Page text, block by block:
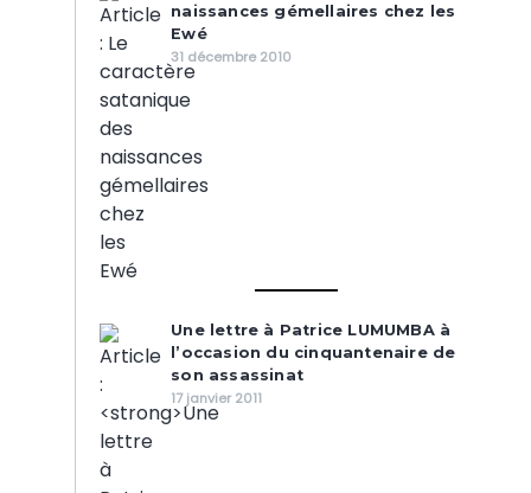
naissances gémellaires chez les
Ewé
31 décembre 2010
Une lettre à Patrice LUMUMBA à
l’occasion du cinquantenaire de
son assassinat
17 janvier 2011